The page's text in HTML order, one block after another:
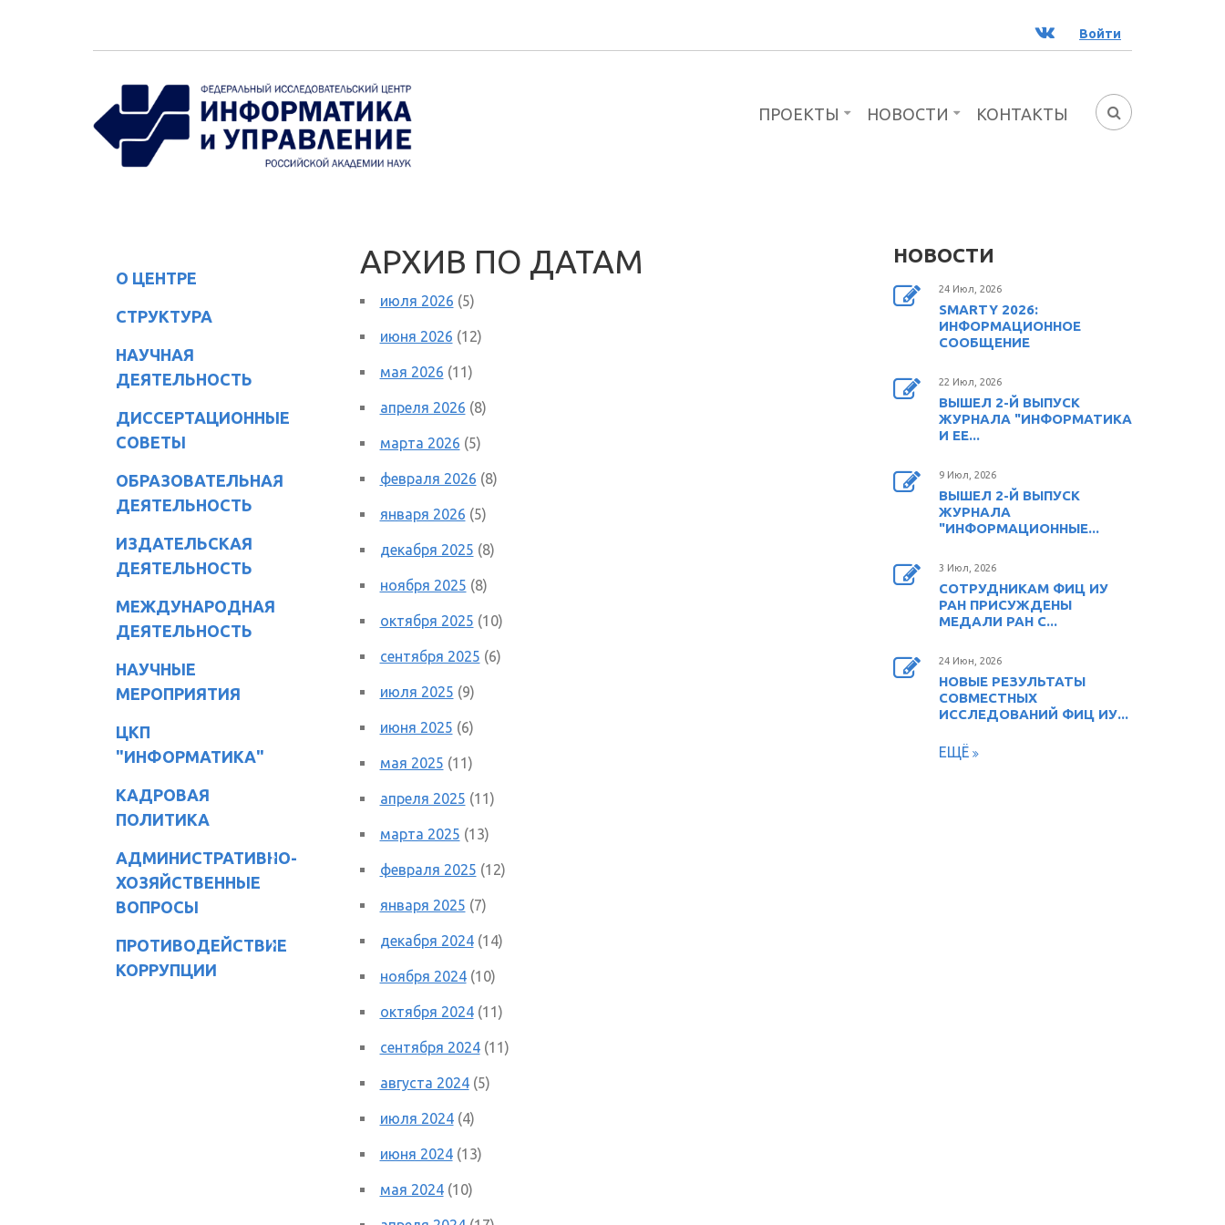
ВК Войти
ФОРМА
ПРОЕКТЫ НОВОСТИ КОНТАКТЫ
О ЦЕНТРЕ
СТРУКТУРА
НАУЧНАЯ
ДЕЯТЕЛЬНОСТЬ
ДИССЕРТАЦИОННЫЕ
СОВЕТЫ
ОБРАЗОВАТЕЛЬНАЯ
ДЕЯТЕЛЬНОСТЬ
ИЗДАТЕЛЬСКАЯ
ДЕЯТЕЛЬНОСТЬ
МЕЖДУНАРОДНАЯ
ДЕЯТЕЛЬНОСТЬ
НАУЧНЫЕ
МЕРОПРИЯТИЯ
ЦКП
"ИНФОРМАТИКА"
КАДРОВАЯ
ПОЛИТИКА
АДМИНИСТРАТИВНО-
ХОЗЯЙСТВЕННЫЕ
ВОПРОСЫ
ПРОТИВОДЕЙСТВИЕ
КОРРУПЦИИ
АРХИВ ПО ДАТАМ
июля 2026 (5)
июня 2026 (12)
мая 2026 (11)
апреля 2026 (8)
марта 2026 (5)
февраля 2026 (8)
января 2026 (5)
декабря 2025 (8)
ноября 2025 (8)
октября 2025 (10)
сентября 2025 (6)
июля 2025 (9)
июня 2025 (6)
мая 2025 (11)
апреля 2025 (11)
марта 2025 (13)
февраля 2025 (12)
января 2025 (7)
декабря 2024(14)
ноября 2024(10)
октября 2024(11)
сентября 2024(11)
августа 2024(5)
июля 2024(4)
июня 2024(13)
мая 2024(10)
НОВОСТИ
24 Июл, 2026
SMARTY 2026:
ИНФОРМАЦИОННОЕ
СООБЩЕНИЕ
22 Июл, 2026
ВЫШЕЛ 2-Й ВЫПУСК
ЖУРНАЛА "ИНФОРМАТИКА
И ЕЕ...
9 Июл, 2026
ВЫШЕЛ 2-Й ВЫПУСК
ЖУРНАЛА
"ИНФОРМАЦИОННЫЕ...
3 Июл, 2026
СОТРУДНИКАМ ФИЦ ИУ
РАН ПРИСУЖДЕНЫ
МЕДАЛИ РАН С...
24 Июн, 2026
НОВЫЕ РЕЗУЛЬТАТЫ
СОВМЕСТНЫХ
ИССЛЕДОВАНИЙ ФИЦ ИУ...
ЕЩЁ